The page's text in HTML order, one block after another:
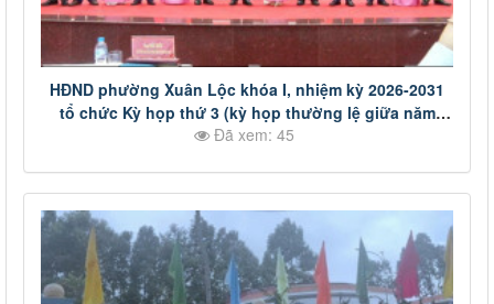
HĐND phường Xuân Lộc khóa I, nhiệm kỳ 2026-2031
tổ chức Kỳ họp thứ 3 (kỳ họp thường lệ giữa năm
2026)
Đã xem: 45